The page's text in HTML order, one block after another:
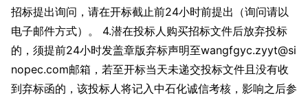
招标提出询问，请在开标截止前24小时前提出（询问请以
电子邮件方式）。 4.潜在投标人购买招标文件后放弃投标
的，须提前24小时发盖章版弃标声明至wangfgyc.zyyt@si
nopec.com邮箱，若至开标当天未递交投标文件且没有收
到弃标函的，该投标人将记入中石化诚信考核，影响之后参